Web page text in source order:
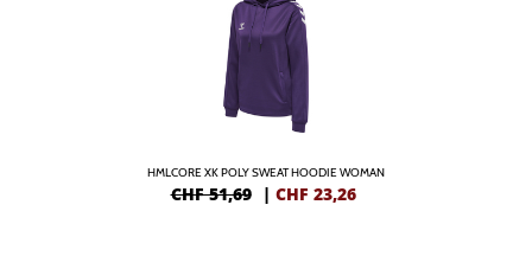
HMLCORE XK POLY SWEAT HOODIE WOMAN
CHF 51,69 | CHF 23,26